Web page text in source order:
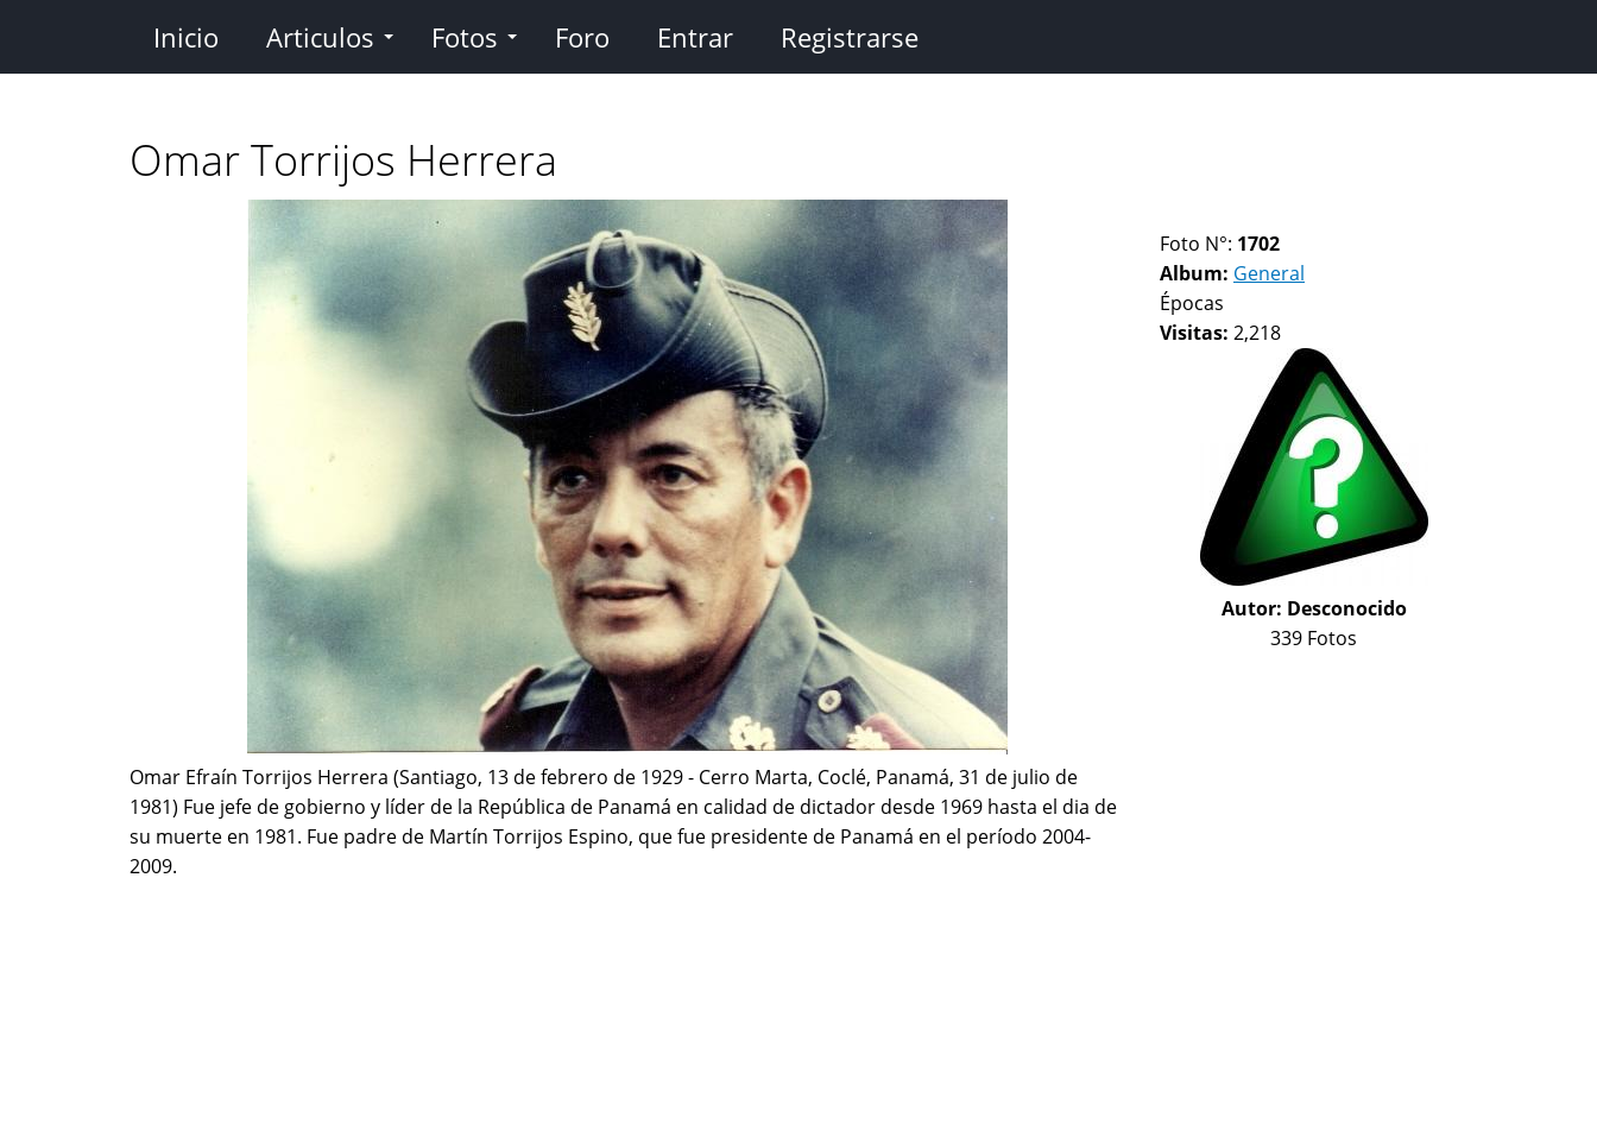
contenido
Inicio Articulos Fotos Foro Entrar Registrarse
Omar Torrijos Herrera
Omar Efraín Torrijos Herrera (Santiago, 13 de febrero de 1929 - Cerro Marta, Coclé, Panamá, 31 de julio de
1981) Fue jefe de gobierno y líder de la República de Panamá en calidad de dictador desde 1969 hasta el dia de
su muerte en 1981. Fue padre de Martín Torrijos Espino, que fue presidente de Panamá en el período 2004-
2009.
Foto N°: 1702
Album: General
Épocas
Visitas: 2,218
Autor: Desconocido
339 Fotos